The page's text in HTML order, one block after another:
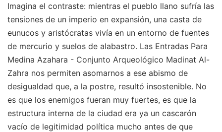
Imagina el contraste: mientras el pueblo llano sufría las
tensiones de un imperio en expansión, una casta de
eunucos y aristócratas vivía en un entorno de fuentes
de mercurio y suelos de alabastro. Las Entradas Para
Medina Azahara - Conjunto Arqueológico Madinat Al-
Zahra nos permiten asomarnos a ese abismo de
desigualdad que, a la postre, resultó insostenible. No
es que los enemigos fueran muy fuertes, es que la
estructura interna de la ciudad era ya un cascarón
vacío de legitimidad política mucho antes de que